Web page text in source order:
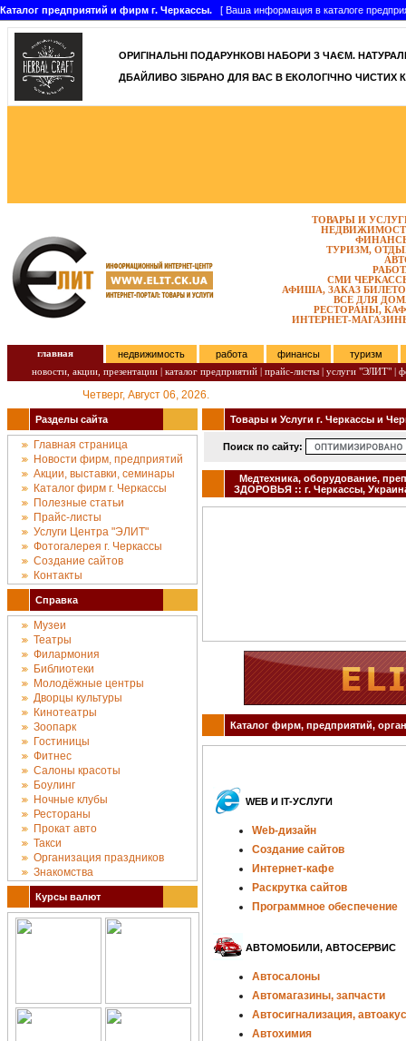
Каталог предприятий и фирм г. Черкассы. [ Ваша информация в каталоге
ОРИГІНАЛЬНІ ПОДАРУНКОВІ НАБОРИ З ЧАЄМ.
ДБАЙЛИВО ЗІБРАНО ДЛЯ ВАС В ЕКОЛОГІЧНО ЧИСТИХ
ТОВАРЫ И
ТУРИЗМ,
СМИ
АФИША, ЗАКАЗ
ВСЕ ДЛЯ
РЕСТОРАНЫ,
ИНТЕРНЕТ-
главная недвижимость работа финансы
туризм
новости, акции, презентации | каталог предприятий | прайс-листы | услуги "ЭЛИТ" |
Четверг, Август 06, 2026.
Разделы сайта
Главная страница
Новости фирм, предприятий
Акции, выставки, семинары
Каталог фирм г. Черкассы
Полезные статьи
Прайс-листы
Услуги Центра "ЭЛИТ"
Фотогалерея г. Черкассы
Создание сайтов
Контакты
Справка
Музеи
Театры
Филармония
Библиотеки
Молодёжные центры
Дворцы культуры
Кинотеатры
Зоопарк
Гостиницы
Фитнес
Салоны красоты
Боулинг
Ночные клубы
Рестораны
Прокат авто
Такси
Организация праздников
Знакомства
Курсы валют
Товары и Услуги г. Черкассы и
Поиск по сайту:
Медтехника, оборудование,
ЗДОРОВЬЯ :: г. Черкассы,
Каталог фирм, предприятий,
WEB И IT-УСЛУГИ
Web-дизайн
Создание сайтов
Интернет-кафе
Раскрутка сайтов
Программное обеспечение
АВТОМОБИЛИ, АВТОСЕРВИС
Автосалоны
Автомагазины, запчасти
Автосигнализация,
Автохимия